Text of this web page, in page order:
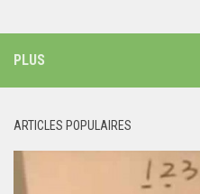
PLUS
ARTICLES POPULAIRES